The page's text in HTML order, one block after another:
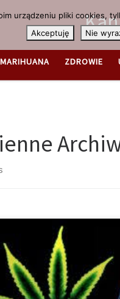
MARIHUANA ZDROWIE
Crohn to przewlekło-
jest napadowy. Powody
znane, dlatego nie
a jedynie
urządzeniu pliki cookies,
Akceptuję
Nie